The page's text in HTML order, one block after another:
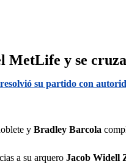
MetLife y se
su partido con
y Bradley Barcola
a su arquero Jacob Widell